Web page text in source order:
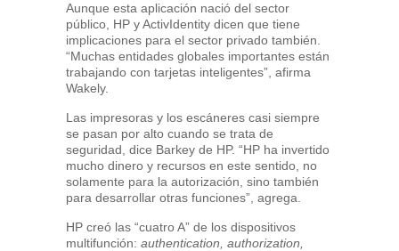
Aunque esta aplicación nació del sector
público, HP y ActivIdentity dicen que tiene
implicaciones para el sector privado también.
“Muchas entidades globales importantes están
trabajando con tarjetas inteligentes”, afirma
Wakely.
Las impresoras y los escáneres casi siempre
se pasan por alto cuando se trata de
seguridad, dice Barkey de HP. “HP ha invertido
mucho dinero y recursos en este sentido, no
solamente para la autorización, sino también
para desarrollar otras funciones”, agrega.
HP creó las “cuatro A” de los dispositivos
multifunción: authentication, authorization,